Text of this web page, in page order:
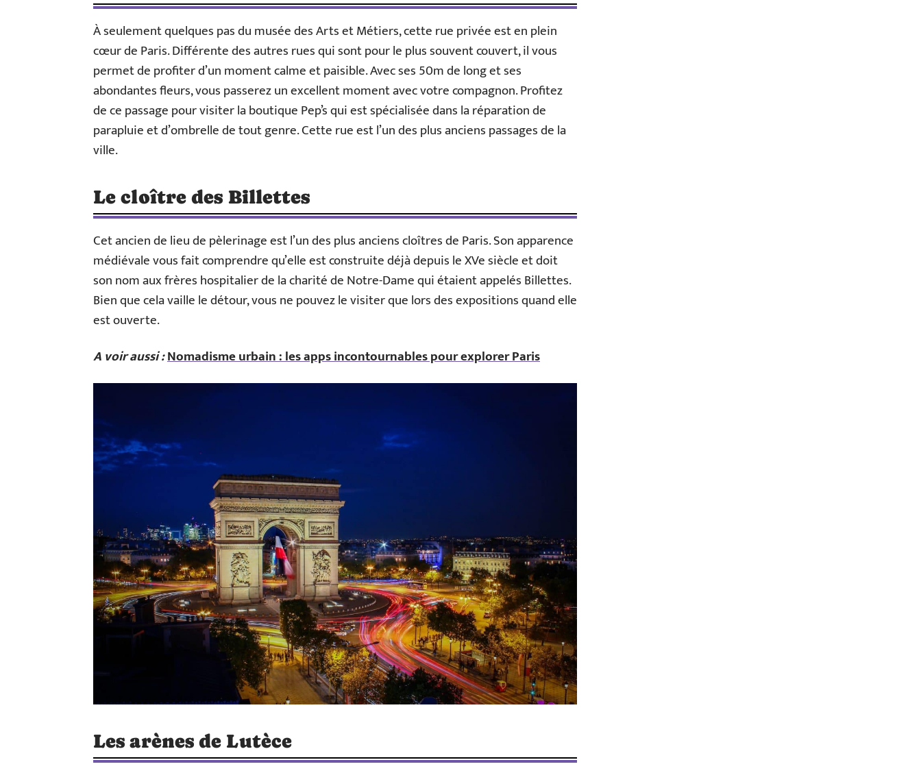
À seulement quelques pas du musée des Arts et Métiers, cette rue privée est en plein
cœur de Paris. Différente des autres rues qui sont pour le plus souvent couvert, il vous
permet de profiter d’un moment calme et paisible. Avec ses 50m de long et ses
abondantes fleurs, vous passerez un excellent moment avec votre compagnon. Profitez
de ce passage pour visiter la boutique Pep’s qui est spécialisée dans la réparation de
parapluie et d’ombrelle de tout genre. Cette rue est l’un des plus anciens passages de la
ville.
Le cloître des Billettes
Cet ancien de lieu de pèlerinage est l’un des plus anciens cloîtres de Paris. Son apparence
médiévale vous fait comprendre qu’elle est construite déjà depuis le XVe siècle et doit
son nom aux frères hospitalier de la charité de Notre-Dame qui étaient appelés Billettes.
Bien que cela vaille le détour, vous ne pouvez le visiter que lors des expositions quand elle
est ouverte.
A voir aussi :Nomadisme urbain : les apps incontournables pour explorer Paris
Les arènes de Lutèce